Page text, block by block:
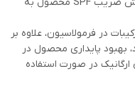
تأمین حس خوب زیبایی‌شناختی و افزایش ضریب SPF محصول به
در فرمولاسیون، علاوه بر
بهبود پایداری محصول در
در صورت استفاده